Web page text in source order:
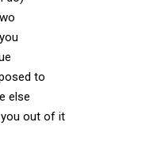
to
else
you out of it